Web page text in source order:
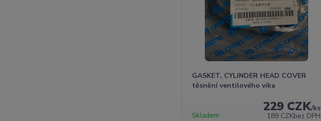
GASKET, CYLINDER HEAD COVER
těsnění ventilového víka
229 CZK/ks
189 CZKbez DPH
Skladem